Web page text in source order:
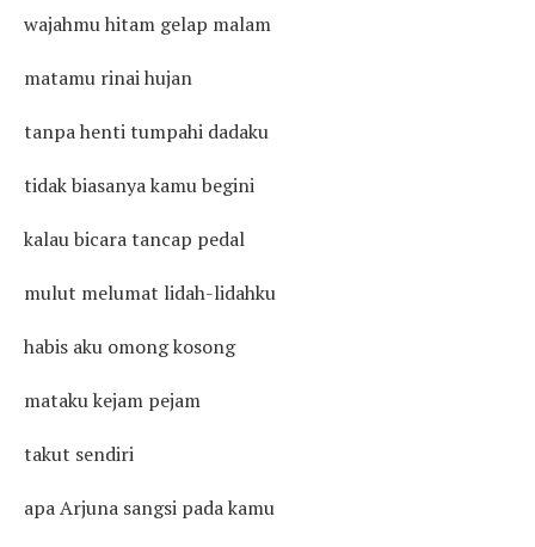
wajahmu hitam gelap malam
matamu rinai hujan
tanpa henti tumpahi dadaku
tidak biasanya kamu begini
kalau bicara tancap pedal
mulut melumat lidah-lidahku
habis aku omong kosong
mataku kejam pejam
takut sendiri
apa Arjuna sangsi pada kamu